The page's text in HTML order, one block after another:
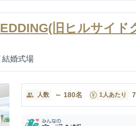
旧ヒルサイド
結婚式場
人数 ～ 180名 1人あたり